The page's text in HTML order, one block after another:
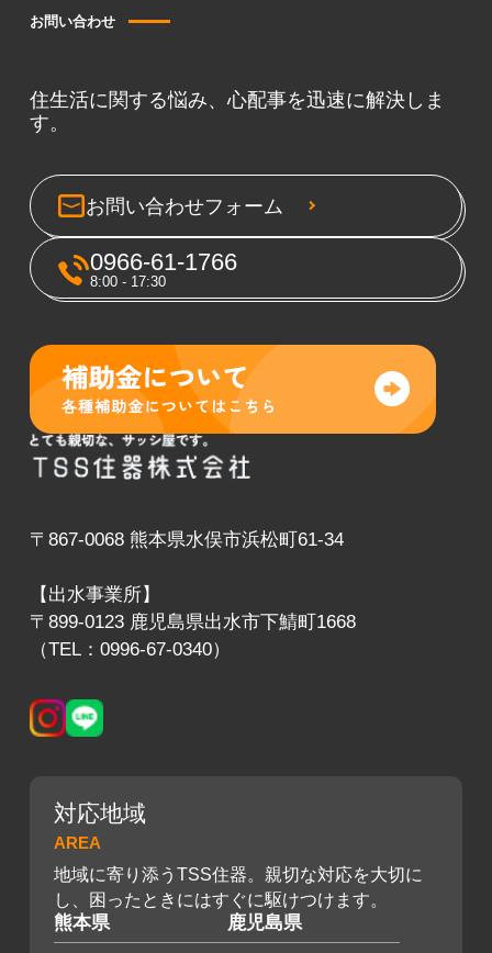
お問い合わせ
住生活に関する悩み、心配事を迅速に解決しま
す。
お問い合わせフォーム
0966-61-1766
8:00 - 17:30
〒867-0068 熊本県水俣市浜松町61-34
【出水事業所】
〒899-0123 鹿児島県出水市下鯖町1668
（TEL：0996-67-0340）
対応地域
AREA
地域に寄り添うTSS住器。親切な対応を大切に
し、困ったときにはすぐに駆けつけます。
熊本県 鹿児島県